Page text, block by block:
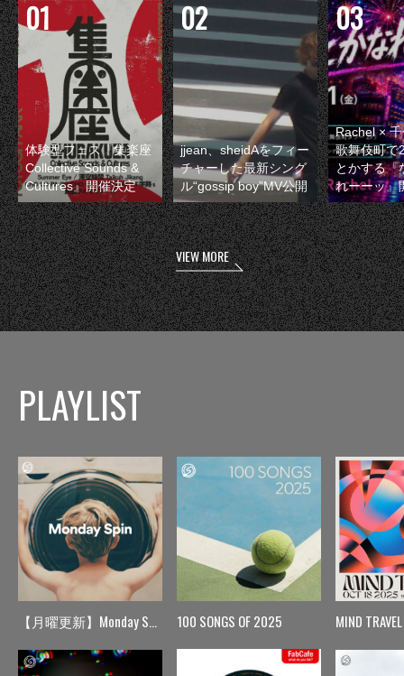
体験型フェス『集楽座
Collective Sounds &
Cultures』開催決定
jjean、sheidAをフィー
チャーした最新シング
ル“gossip boy”MV公開
Rachel ×
歌舞伎町で
とかする『
れーーッ』
VIEW MORE
PLAYLIST
【月曜更新】Monday Spin 100 SONGS OF 2025 MIND TRAVEL